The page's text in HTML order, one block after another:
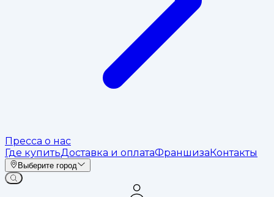
Пресса о нас
Где купитьДоставка и оплатаФраншизаКонтакты
Выберите город